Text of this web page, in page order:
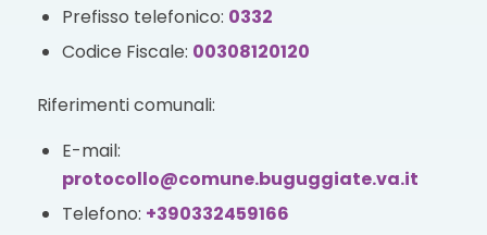
Prefisso telefonico: 0332
Codice Fiscale: 00308120120
Riferimenti comunali:
E-mail:
protocollo@comune.buguggiate.va.it
Telefono: +390332459166